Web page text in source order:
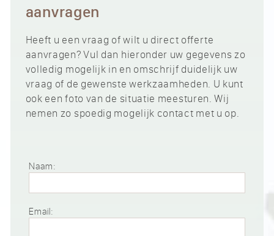
aanvragen
Heeft u een vraag of wilt u direct offerte
aanvragen? Vul dan hieronder uw gegevens zo
volledig mogelijk in en omschrijf duidelijk uw
vraag of de gewenste werkzaamheden. U kunt
ook een foto van de situatie meesturen. Wij
nemen zo spoedig mogelijk contact met u op.
Naam:
Email: